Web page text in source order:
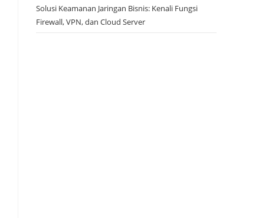
Solusi Keamanan Jaringan Bisnis: Kenali Fungsi
Firewall, VPN, dan Cloud Server